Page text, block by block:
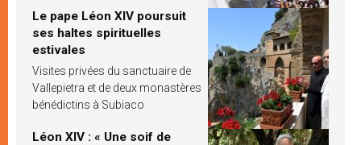
Le pape Léon XIV poursuit
ses haltes spirituelles
estivales
Visites privées du sanctuaire de
Vallepietra et de deux monastères
bénédictins à Subiaco
Léon XIV : « Une soif de